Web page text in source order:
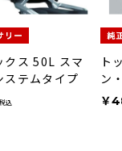
クス 50L スマ
ステムタイプ
税込
ト
ン
プ
￥